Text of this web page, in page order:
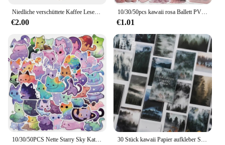
Niedliche verschüttete Kaffee Lesezeichen Ecke Marker zum Lesen lustige Lesezeichen zum Lesen Ecke Lesezeichen Briefpapier Schul material
€2.00
10/30/50pcs kawaii rosa Ballett PVC Aufkleber ästhetische koreanische Briefpapier Dekoration Scrap booking Schul material für Kinder
€1.01
10/30/50PCS Nette Starry Sky Katze PVC Aufkleber Ästhetische kinder Schreibwaren Dekoration Scrapbooking Schule Liefert für Kinder 30 Stück kawaii Papier aufkleber Set Deep Forest selbst klebende Schreibwaren Aufkleber für Kunst handwerk DIY Scrap booking Tagebuch Album Planer